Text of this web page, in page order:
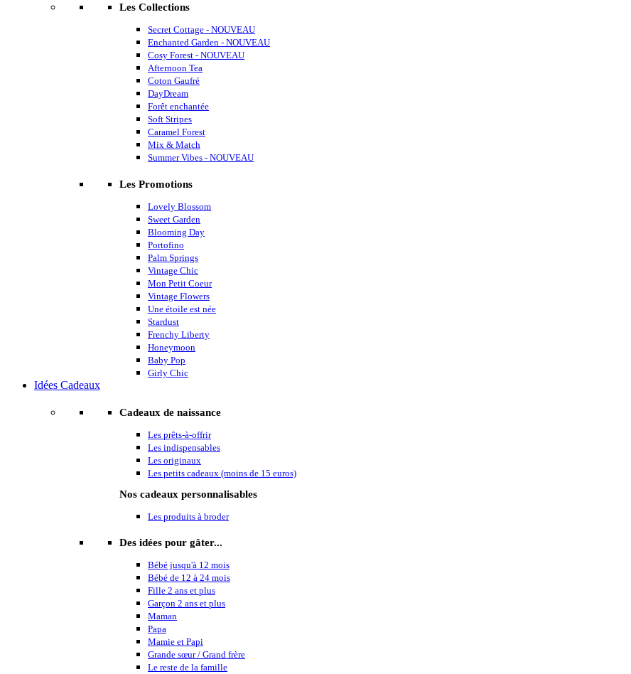
Les Collections
Secret Cottage - NOUVEAU
Enchanted Garden - NOUVEAU
Cosy Forest - NOUVEAU
Afternoon Tea
Coton Gaufré
DayDream
Forêt enchantée
Soft Stripes
Caramel Forest
Mix & Match
Summer Vibes - NOUVEAU
Les Promotions
Lovely Blossom
Sweet Garden
Blooming Day
Portofino
Palm Springs
Vintage Chic
Mon Petit Coeur
Vintage Flowers
Une étoile est née
Stardust
Frenchy Liberty
Honeymoon
Baby Pop
Girly Chic
Idées Cadeaux
Cadeaux de naissance
Les prêts-à-offrir
Les indispensables
Les originaux
Les petits cadeaux (moins de 15 euros)
Nos cadeaux personnalisables
Les produits à broder
Des idées pour gâter...
Bébé jusqu'à 12 mois
Bébé de 12 à 24 mois
Fille 2 ans et plus
Garçon 2 ans et plus
Maman
Papa
Mamie et Papi
Grande sœur / Grand frère
Le reste de la famille